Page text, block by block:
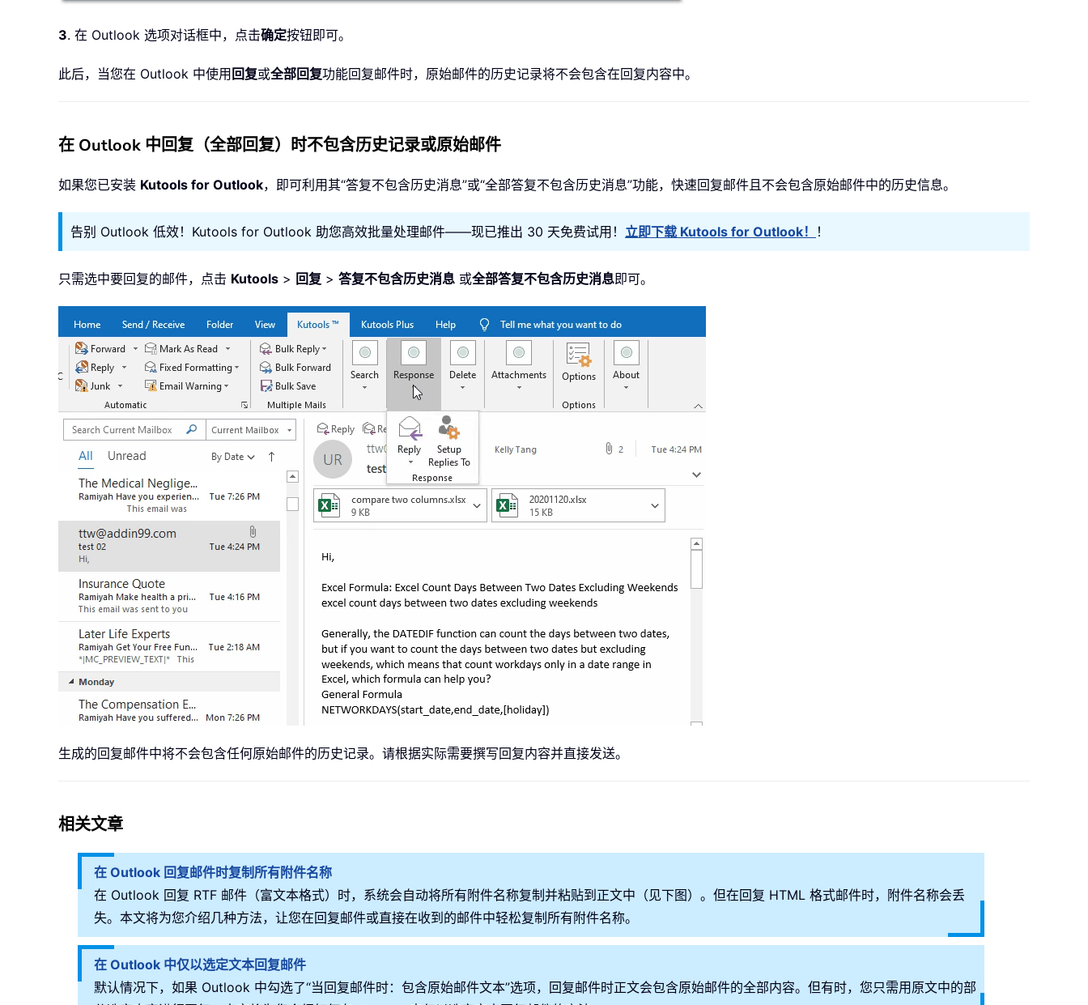
3. 在 Outlook 选项对话框中，点击确定按钮即可。
此后，当您在 Outlook 中使用 回复或全部回复功能回复邮件时，原始邮件的历史记录将不会包含在回复内容中。
在 Outlook 中回复（全部回复）时不包含历史记录或原始邮件
如果您已安装 Kutools for Outlook，即可利用其“答复不包含历史消息”或“全部答复不包含历史消息”功能，快速回复邮件且不会包含原始邮件中的历史信息。
告别 Outlook 低效！Kutools for Outlook 助您高效批量处理邮件——现已推出 30 天免费试用！ 立即下载 Kutools for Outlook！ ！
只需选中要回复的邮件，点击 Kutools > 回复 > 答复不包含历史消息 或全部答复不包含历史消息即可。
生成的回复邮件中将不会包含任何原始邮件的历史记录。请根据实际需要撰写回复内容并直接发送。
相关文章
在 Outlook 回复邮件时复制所有附件名称
在 Outlook 回复 RTF 邮件（富文本格式）时，系统会自动将所有附件名称复制并粘贴到正文中（见下图）。但在回复 HTML 格式邮件时，附件名称会丢
失。本文将为您介绍几种方法，让您在回复邮件或直接在收到的邮件中轻松复制所有附件名称。
在 Outlook 中仅以选定文本回复邮件
默认情况下，如果 Outlook 中勾选了“当回复邮件时：包含原始邮件文本”选项，回复邮件时正文会包含原始邮件的全部内容。但有时，您只需用原文中的部